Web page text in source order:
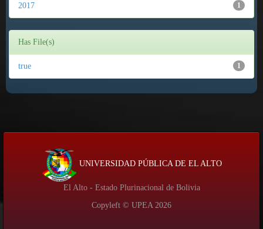
1
2017
Has File(s)
1
true
UNIVERSIDAD PÚBLICA DE EL ALTO
El Alto - Estado Plurinacional de Bolivia
Copyleft © UPEA 2026